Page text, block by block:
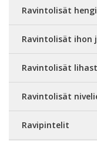
Ravintolisät
Ravintolisät ihon
Ravintolisät
Ravintolisät
Ravipintelit